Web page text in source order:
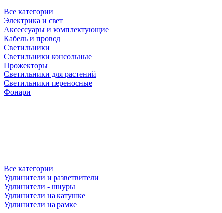
Все категории
Электрика и свет
Аксессуары и комплектующие
Кабель и провод
Светильники
Светильники консольные
Прожекторы
Светильники для растений
Светильники переносные
Фонари
Все категории
Удлинители и разветвители
Удлинители - шнуры
Удлинители на катушке
Удлинители на рамке